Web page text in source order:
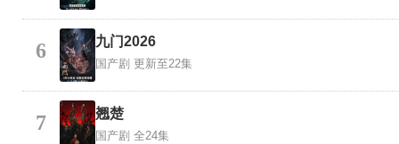
6 九门2026
国产剧 更新至22集
7 翘楚
国产剧 全24集